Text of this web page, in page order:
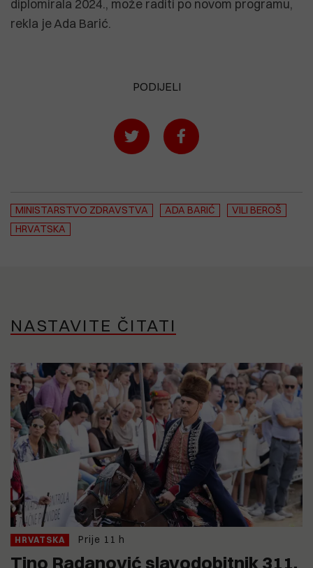
diplomirala 2024., može raditi po novom programu,
rekla je Ada Barić.
PODIJELI
MINISTARSTVO ZDRAVSTVA ADA BARIĆ
VILI BEROŠ
HRVATSKA
NASTAVITE ČITATI
HRVATSKA Prije 11 h
Tino Radanović slavodobitnik 311.